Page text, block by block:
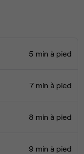
5 min à pied
7 min à pied
8 min à pied
9 min à pied